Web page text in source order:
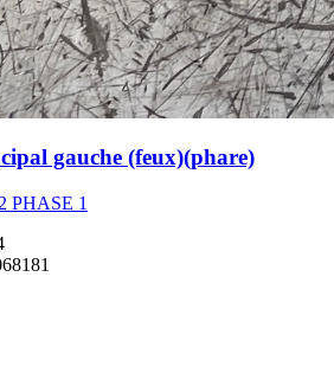
gauche (feux)(phare)
PHASE 1